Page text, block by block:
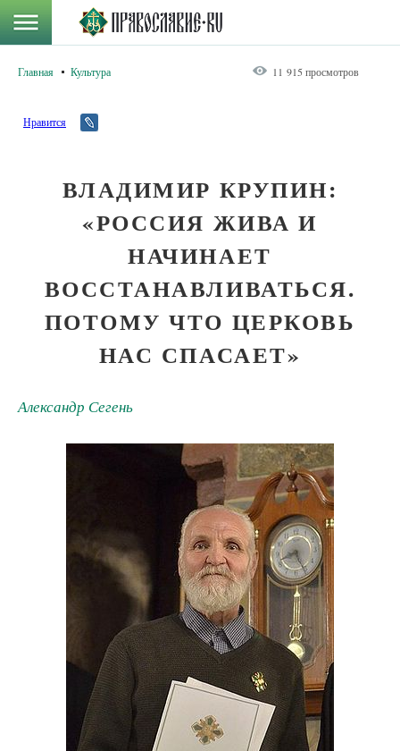
Главная Культура 11 915 просмотров
Нравится
ВЛАДИМИР КРУПИН:
«РОССИЯ ЖИВА И
НАЧИНАЕТ
ВОССТАНАВЛИВАТЬСЯ.
ПОТОМУ ЧТО ЦЕРКОВЬ
НАС СПАСАЕТ»
Александр Сегень